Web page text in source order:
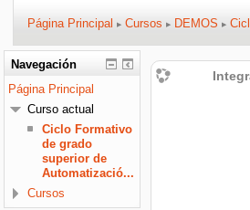
Página Principal ▶ Cursos ▶ DEMOS ▶
Navegación
Página Principal
Curso actual
Ciclo Formativo
de grado
superior de
Automatizació...
Cursos